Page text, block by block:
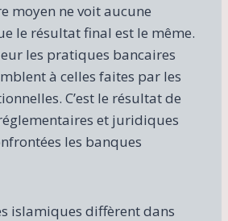
moyen ne voit aucune
le résultat final est le même.
les pratiques bancaires
à celles faites par les
C’est le résultat de
et juridiques
les banques
islamiques diffèrent dans